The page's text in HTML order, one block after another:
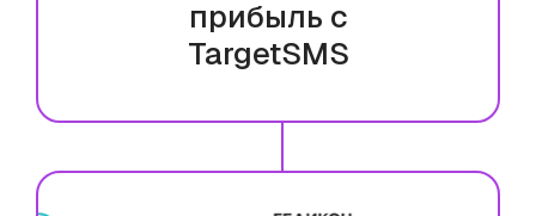
прибыль с
TargetSMS